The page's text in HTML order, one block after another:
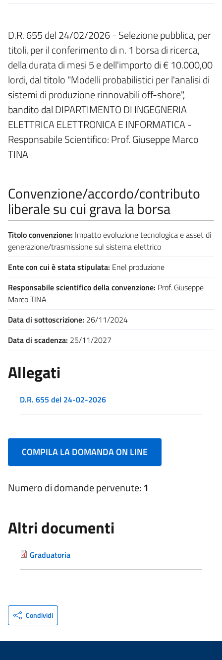
D.R. 655 del 24/02/2026 - Selezione pubblica, per
titoli, per il conferimento di n. 1 borsa di ricerca,
della durata di mesi 5 e dell'importo di € 10.000,00
lordi, dal titolo "Modelli probabilistici per l'analisi di
sistemi di produzione rinnovabili off-shore",
bandito dal DIPARTIMENTO DI INGEGNERIA
ELETTRICA ELETTRONICA E INFORMATICA -
Responsabile Scientifico: Prof. Giuseppe Marco
TINA
Convenzione/accordo/contributo
liberale su cui grava la borsa
Titolo convenzione: Impatto evoluzione tecnologica e asset di
generazione/trasmissione sul sistema elettrico
Ente con cui è stata stipulata: Enel produzione
Responsabile scientifico della convenzione: Prof. Giuseppe
Marco TINA
Data di sottoscrizione: 26/11/2024
Data di scadenza: 25/11/2027
Allegati
D.R. 655 del 24-02-2026
COMPILA LA DOMANDA ON LINE
Numero di domande pervenute: 1
Altri documenti
Graduatoria
Condividi